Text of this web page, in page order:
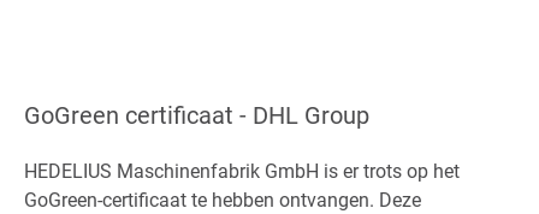
GoGreen certificaat - DHL Group
HEDELIUS Maschinenfabrik GmbH is er trots op het
GoGreen-certificaat te hebben ontvangen. Deze